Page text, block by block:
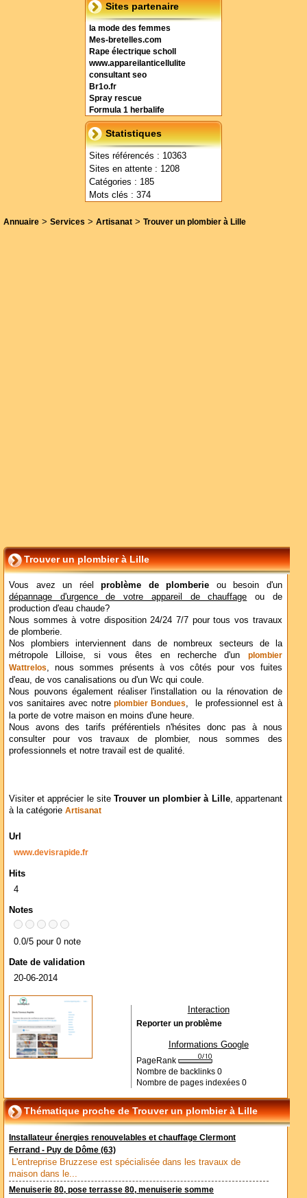
Sites partenaire
la mode des femmes
Mes-bretelles.com
Rape électrique scholl
www.appareilanticellulite
consultant seo
Br1o.fr
Spray rescue
Formula 1 herbalife
Statistiques
Sites référencés : 10363
Sites en attente : 1208
Catégories : 185
Mots clés : 374
Annuaire > Services > Artisanat > Trouver un plombier à Lille
Trouver un plombier à Lille
Vous avez un réelproblème de plomberie ou besoin d'un
dépannage d'urgence de votre appareil de chauffage ou de
production d'eau chaude?
Nous sommes à votre disposition 24/24 7/7 pour tous vos travaux
de plomberie.
Nos plombiers interviennent dans de nombreux secteurs de la
métropole Lilloise, si vous êtes en recherche d'un
plombier
Wattrelos, nous sommes présents à vos côtés pour vos fuites
d'eau, de vos canalisations ou d'un Wc qui coule.
Nous pouvons également réaliser l'installation ou la rénovation de
vos sanitaires avec notreplombier Bondues, le professionnel est à
la porte de votre maison en moins d'une heure.
Nous avons des tarifs préférentiels n'hésites donc pas à nous
consulter pour vos travaux de plombier, nous sommes des
professionnels et notre travail est de qualité.
Visiter et apprécier le site Trouver un plombier à Lille, appartenant
à la catégorie Artisanat
Url
www.devisrapide.fr
Hits
4
Notes
0.0/5 pour 0 note
Date de validation
20-06-2014
Interaction
Reporter un problème
Informations Google
PageRank
Nombre de backlinks 0
Nombre de pages indexées 0
Thématique proche de Trouver un plombier à Lille
Installateur énergies renouvelables et chauffage Clermont
Ferrand - Puy de Dôme (63)
L'entreprise Bruzzese est spécialisée dans les travaux de
maison dans le...
Menuiserie 80, pose terrasse 80, menuiserie somme